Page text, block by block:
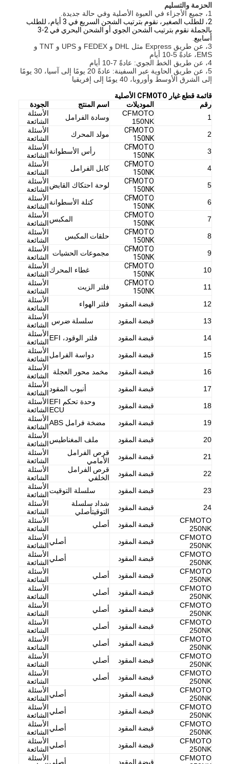
حول بنا
جولة في المعمل
ضبط الجودة
اتصل بنا
نتحدث الآن
لوحة القابض للدراجات النارية
الجمعية مخلب دراجة نارية
قطع الغيار الأصلية للدراجات النارية
مجموعات طوقا دراجة نارية
سلاسل قيادة الدراجات النارية
الحزمة والتسليم
1، جميع الأجزاء في العبوة الأصلية وفي حالة جديدة.
2، للطلب الصغير، نقوم بترتيب الشحن السريع في 3 أيام، للطلب
بالجملة نقوم بترتيب الشحن الجوي أو الشحن البحري في 2-3
أسابيع.
3، عن طريق Express مثل DHL و FEDEX و UPS و TNT و
EMS، عادةً 5-10 أيام
4، عن طريق الخط الجوي: عادةً 7-10 أيام
5، عن طريق الحاوية عبر السفينة: عادةً 20 يومًا إلى آسيا، 30 يومًا
إلى الشرق الأوسط وأوروبا، 40 يومًا إلى إفريقيا
قائمة قطع غيار CFMOTO الأصلية
رقم
الموديلات اسم المنتج
الجودة
1
CFMOTO
150NK
وسادة الفرامل
الأسئلة
الشائعة
2
CFMOTO
150NK
مولد المحرك
الأسئلة
الشائعة
3
CFMOTO
150NK
رأس الأسطوانةالأسئلة
الشائعة
4
CFMOTO
150NK
كابل الفرامل
الأسئلة
الشائعة
5
CFMOTO
150NK
لوحة احتكاك القابضالأسئلة
الشائعة
6
CFMOTO
150NK
كتلة الأسطوانةالأسئلة
الشائعة
7
CFMOTO
150NK
المكبسالأسئلة
الشائعة
8
CFMOTO
150NK
حلقات المكبس
الأسئلة
الشائعة
9
CFMOTO
150NK
مجموعات الحشيات الأسئلة
الشائعة
10
CFMOTO
150NK
غطاء المحركالأسئلة
الشائعة
11
CFMOTO
150NK
فلتر الزيت
الأسئلة
الشائعة
12
قبضة المقود فلتر الهواء
الأسئلة
الشائعة
13
قبضة المقود سلسلة ضرس الأسئلة
الشائعة
14
قبضة المقود فلتر الوقود، EFI
الأسئلة
الشائعة
15
قبضة المقود دواسة الفراملالأسئلة
الشائعة
16
قبضة المقود مخمد محور العجلة
الأسئلة
الشائعة
17
قبضة المقود أنبوب المقود الأسئلة
الشائعة
18
قبضة المقود
وحدة تحكم EFI
ECU
الأسئلة
الشائعة
19
قبضة المقود مضخة فرامل ABS
الأسئلة
الشائعة
20
قبضة المقود ملف المغناطيسالأسئلة
الشائعة
21
قبضة المقود
قرص الفرامل
الأمامي
الأسئلة
الشائعة
22
قبضة المقود
قرص الفرامل
الخلفي
الأسئلة
الشائعة
23
قبضة المقود سلسلة التوقيتالأسئلة
الشائعة
24
قبضة المقود
شداد سلسلة
التوقيتأصلي
الأسئلة
الشائعة
CFMOTO
250NK
قبضة المقود أصلي
الأسئلة
الشائعة
CFMOTO
250NK
قبضة المقود أصليالأسئلة
الشائعة
CFMOTO
250NK
قبضة المقود أصليالأسئلة
الشائعة
CFMOTO
250NK
قبضة المقود أصلي
الأسئلة
الشائعة
CFMOTO
250NK
قبضة المقود أصلي
الأسئلة
الشائعة
CFMOTO
250NK
قبضة المقود أصلي
الأسئلة
الشائعة
CFMOTO
250NK
قبضة المقود أصلي
الأسئلة
الشائعة
CFMOTO
250NK
قبضة المقود أصلي
الأسئلة
الشائعة
CFMOTO
250NK
قبضة المقود أصلي
الأسئلة
الشائعة
CFMOTO
250NK
قبضة المقود أصلي
الأسئلة
الشائعة
CFMOTO
250NK
قبضة المقود أصليالأسئلة
الشائعة
CFMOTO
250NK
قبضة المقود أصليالأسئلة
الشائعة
CFMOTO
250NK
قبضة المقود أصليالأسئلة
الشائعة
CFMOTO
250NK
قبضة المقود أصليالأسئلة
الشائعة
CFMOTO
قبضة المقود أصليالأسئلة